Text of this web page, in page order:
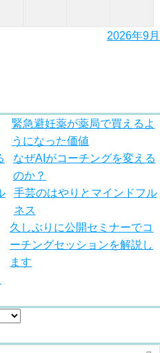
2026年9月
緊急避妊薬が薬局で買えるよ
うになった価値
なぜAIがコーチングを変える
のか？
手芸のはやりとマインドフル
ネス
久しぶりに公開セミナーでコ
ーチングセッションを解説し
ます